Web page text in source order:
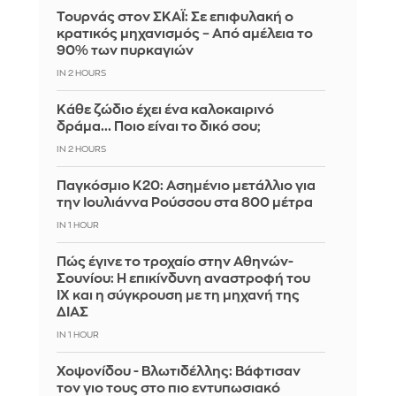
Τουρνάς στον ΣΚΑΪ: Σε επιφυλακή ο
κρατικός μηχανισμός – Από αμέλεια το
90% των πυρκαγιών
IN 2 HOURS
Κάθε ζώδιο έχει ένα καλοκαιρινό
δράμα... Ποιο είναι το δικό σου;
IN 1 HOUR
Παγκόσμιο Κ20: Ασημένιο μετάλλιο για
την Ιουλιάννα Ρούσσου στα 800 μέτρα
IN 1 HOUR
Πώς έγινε το τροχαίο στην Αθηνών-
Σουνίου: Η επικίνδυνη αναστροφή του
ΙΧ και η σύγκρουση με τη μηχανή της
ΔΙΑΣ
IN 1 HOUR
Χοψονίδου - Βλωτιδέλλης: Βάφτισαν
τον γιο τους στο πιο εντυπωσιακό